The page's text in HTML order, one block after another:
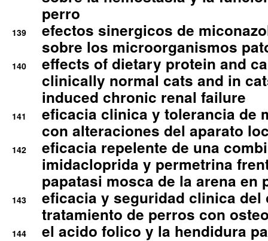
perro
139
efectos sinergicos de
sobre los microorganismos
140
effects of dietary protein and
clinically normal cats and in
induced chronic renal failure
141
eficacia clinica y tolerancia de
con alteraciones del aparato
142
eficacia repelente de una
imidacloprida y permetrina
papatasi mosca de la arena en
143
eficacia y seguridad clinica del
tratamiento de perros con
144
el acido folico y la hendidura